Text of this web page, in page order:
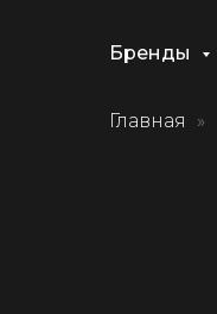
Бренды
Главная